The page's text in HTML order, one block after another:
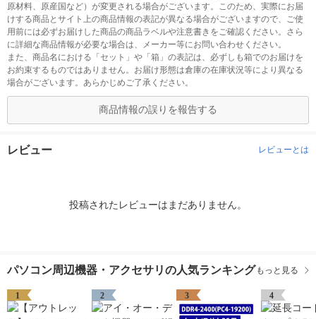
原材料、原産国など）が変更される場合がございます。このため、実際にお届
けする商品とサイト上の商品情報の表記が異なる場合がございますので、ご使
用前には必ずお届けした商品の商品ラベルや注意書きをご確認ください。さら
に詳細な商品情報が必要な場合は、メーカー等にお問い合わせください。
また、商品名における「セット」や「箱」の表記は、必ずしも箱でのお届けを
お約束するものではありません。お届け形態は倉庫の在庫状況等により異なる
場合がございます。あらかじめご了承ください。
商品情報の誤りを報告する
レビュー レビューとは
投稿されたレビューはまだありません。
パソコン周辺機器・アクセサリの人気ランキング もっと見る
1 2 3 4